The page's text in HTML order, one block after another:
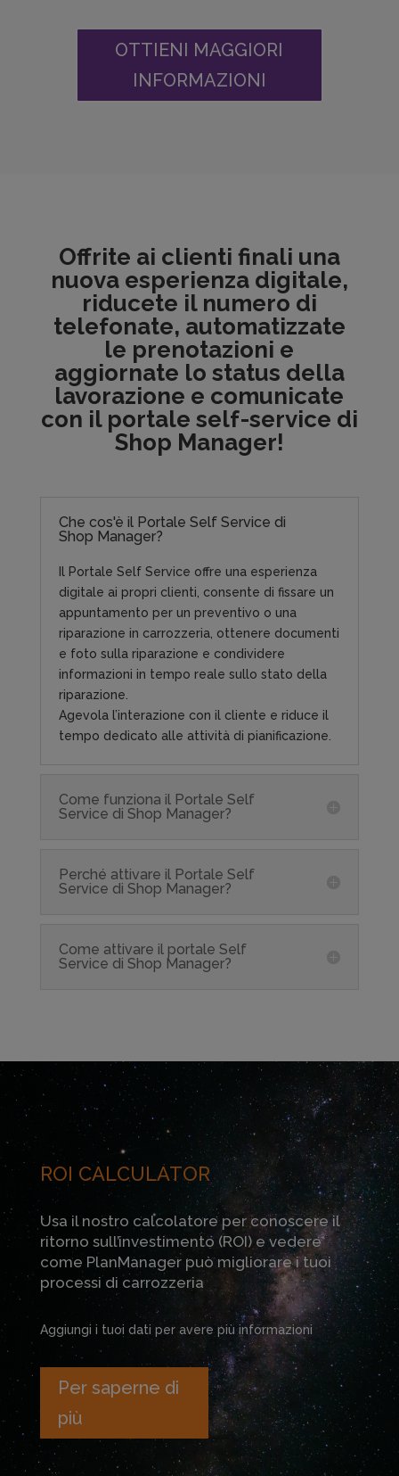
OTTIENI MAGGIORI
INFORMAZIONI
Offrite ai clienti finali una
nuova esperienza digitale,
riducete il numero di
telefonate, automatizzate
le prenotazioni e
aggiornate lo status della
lavorazione e comunicate
con il portale self-service di
Shop Manager!
Che cos'è il Portale Self Service di
Shop Manager?
Il Portale Self Service offre una esperienza
digitale ai propri clienti, consente di fissare un
appuntamento per un preventivo o una
riparazione in carrozzeria, ottenere documenti
e foto sulla riparazione e condividere
informazioni in tempo reale sullo stato della
riparazione.
Agevola l’interazione con il cliente e riduce il
tempo dedicato alle attività di pianificazione.
Come funziona il Portale Self
Service di Shop Manager?
Perché attivare il Portale Self
Service di Shop Manager?
Come attivare il portale Self
Service di Shop Manager?
ROI CALCULATOR
Usa il nostro calcolatore per conoscere il
ritorno sull’investimento (ROI) e vedere
come PlanManager può migliorare i tuoi
processi di carrozzeria
Aggiungi i tuoi dati per avere più informazioni
Per saperne di
più